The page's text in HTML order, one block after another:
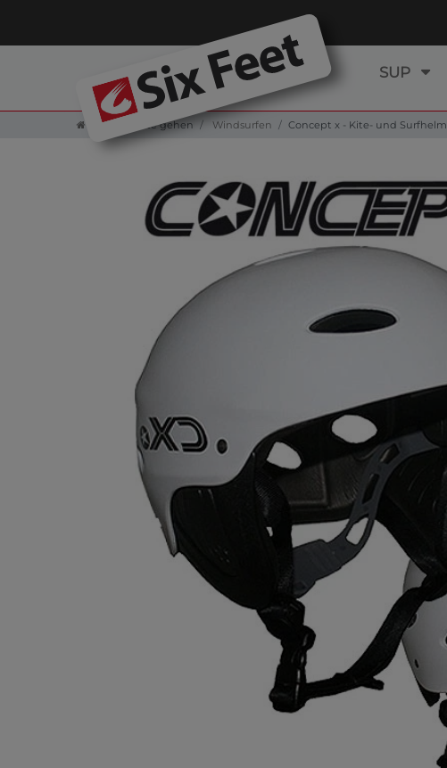
SUP
Zur Startseite gehen Windsurfen Concept x - Kite- und Surfhelm